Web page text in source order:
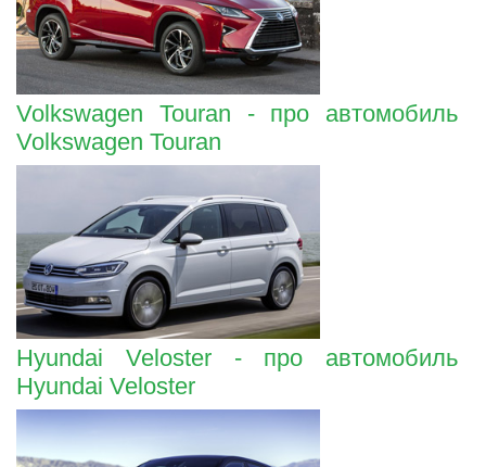
Volkswagen Touran - про автомобиль
Volkswagen Touran
Hyundai Veloster - про автомобиль
Hyundai Veloster